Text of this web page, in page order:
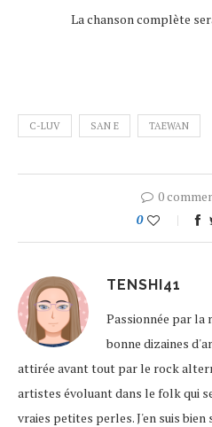
La chanson complète
C-LUV SAN E TAEWAN
0
0
TENSHI41
Passionnée par la
bonne dizaines
attirée avant tout par le rock
artistes évoluant dans le folk qui
vraies petites perles. J'en suis